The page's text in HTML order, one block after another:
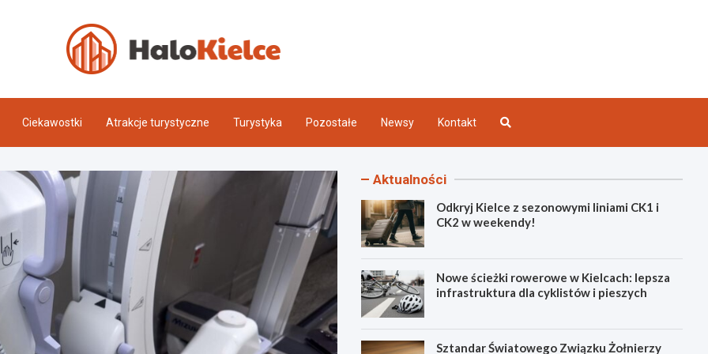
Ciekawostki Atrakcje turystyczne Turystyka Pozostałe Newsy Kontakt
Aktualności
Odkryj Kielce z sezonowymi liniami CK1 i
CK2 w weekendy!
Nowe ścieżki rowerowe w Kielcach: lepsza
infrastruktura dla cyklistów i pieszych
Sztandar Światowego Związku Żołnierzy